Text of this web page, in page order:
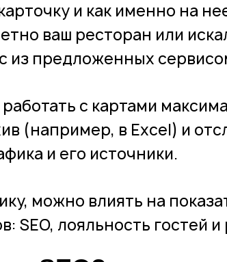
и как именно на
ваш ресторан или
из предложенных
с картами
(например, в Excel) и
и его источники.
можно влиять на
SEO, лояльность гостей